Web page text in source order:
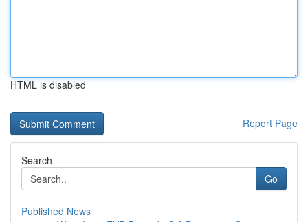
HTML is disabled
Report Page
Search
Go
Published News